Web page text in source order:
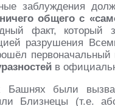
заблуждения
ничего общего с
факт, который
разрушения
в
были
Близнецы (т.е.